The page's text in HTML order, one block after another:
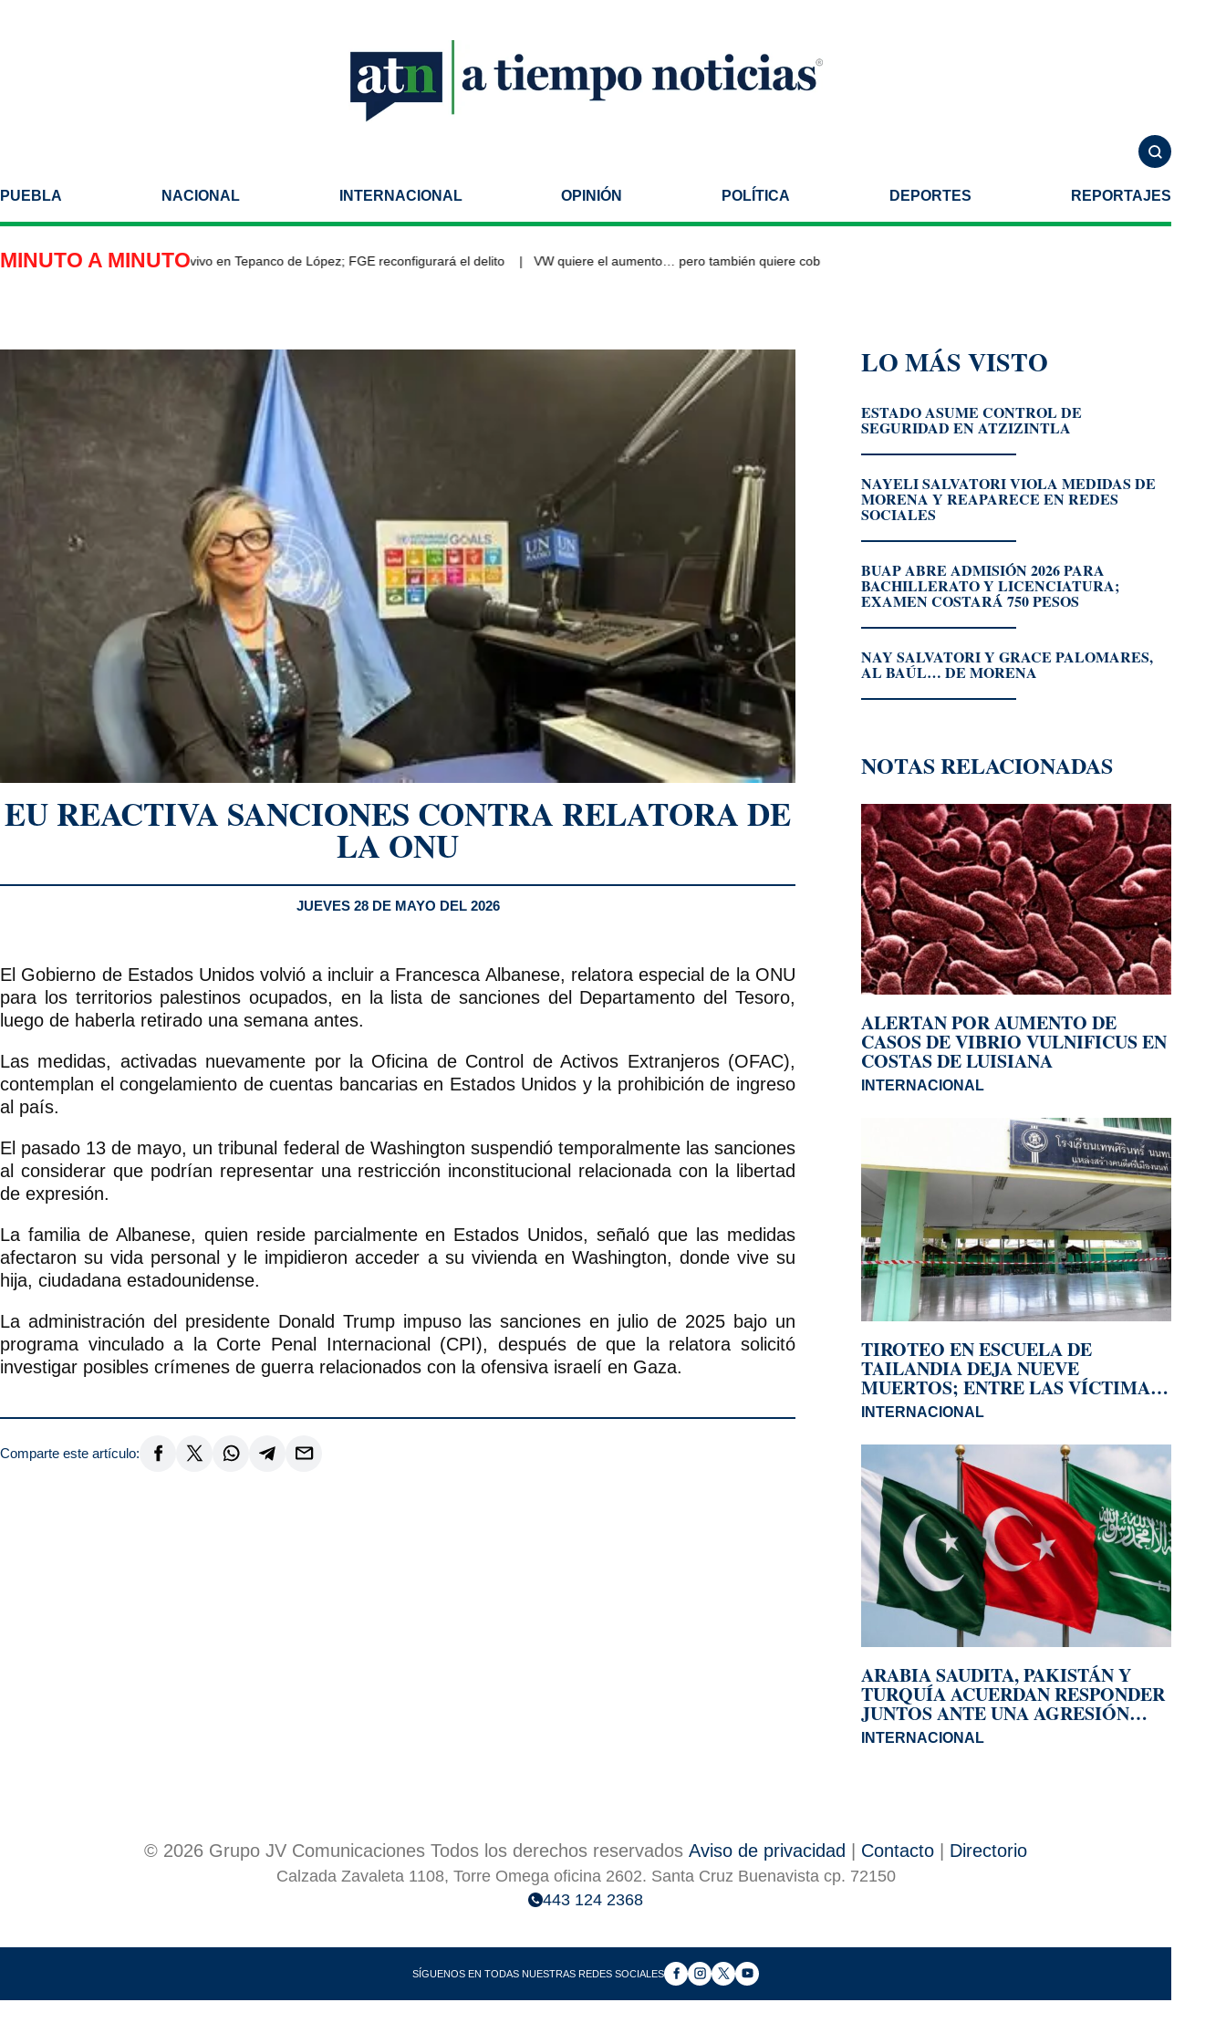
PUEBLA NACIONAL INTERNACIONAL OPINIÓN POLÍTICA DEPORTES REPORTAJES
MINUTO A MINUTO
Valentín tras ser quemado vivo en Tepanco de López; FGE reconfigurará el delito VW quiere el aumento… pero también quiere cobrar la factura
EU REACTIVA SANCIONES CONTRA RELATORA DE
LA ONU
JUEVES 28 DE MAYO DEL 2026
El Gobierno de Estados Unidos volvió a incluir a Francesca Albanese, relatora especial de la ONU
para los territorios palestinos ocupados, en la lista de sanciones del Departamento del Tesoro,
luego de haberla retirado una semana antes.
Las medidas, activadas nuevamente por la Oficina de Control de Activos Extranjeros (OFAC),
contemplan el congelamiento de cuentas bancarias en Estados Unidos y la prohibición de ingreso
al país.
El pasado 13 de mayo, un tribunal federal de Washington suspendió temporalmente las sanciones
al considerar que podrían representar una restricción inconstitucional relacionada con la libertad
de expresión.
La familia de Albanese, quien reside parcialmente en Estados Unidos, señaló que las medidas
afectaron su vida personal y le impidieron acceder a su vivienda en Washington, donde vive su
hija, ciudadana estadounidense.
La administración del presidente Donald Trump impuso las sanciones en julio de 2025 bajo un
programa vinculado a la Corte Penal Internacional (CPI), después de que la relatora solicitó
investigar posibles crímenes de guerra relacionados con la ofensiva israelí en Gaza.
Comparte este artículo:
LO MÁS VISTO
ESTADO ASUME CONTROL DE
SEGURIDAD EN ATZIZINTLA
NAYELI SALVATORI VIOLA MEDIDAS DE
MORENA Y REAPARECE EN REDES
SOCIALES
BUAP ABRE ADMISIÓN 2026 PARA
BACHILLERATO Y LICENCIATURA;
EXAMEN COSTARÁ 750 PESOS
NAY SALVATORI Y GRACE PALOMARES,
AL BAÚL… DE MORENA
NOTAS RELACIONADAS
ALERTAN POR AUMENTO DE
CASOS DE VIBRIO VULNIFICUS EN
COSTAS DE LUISIANA
INTERNACIONAL
TIROTEO EN ESCUELA DE
TAILANDIA DEJA NUEVE
MUERTOS; ENTRE LAS VÍCTIMAS
HAY UNA MENOR
INTERNACIONAL
ARABIA SAUDITA, PAKISTÁN Y
TURQUÍA ACUERDAN RESPONDER
JUNTOS ANTE UNA AGRESIÓN
ARMADA
INTERNACIONAL
© 2026 Grupo JV Comunicaciones Todos los derechos reservados Aviso de privacidad Contacto Directorio
Calzada Zavaleta 1108, Torre Omega oficina 2602. Santa Cruz Buenavista cp. 72150
443 124 2368
SÍGUENOS EN TODAS NUESTRAS REDES SOCIALES